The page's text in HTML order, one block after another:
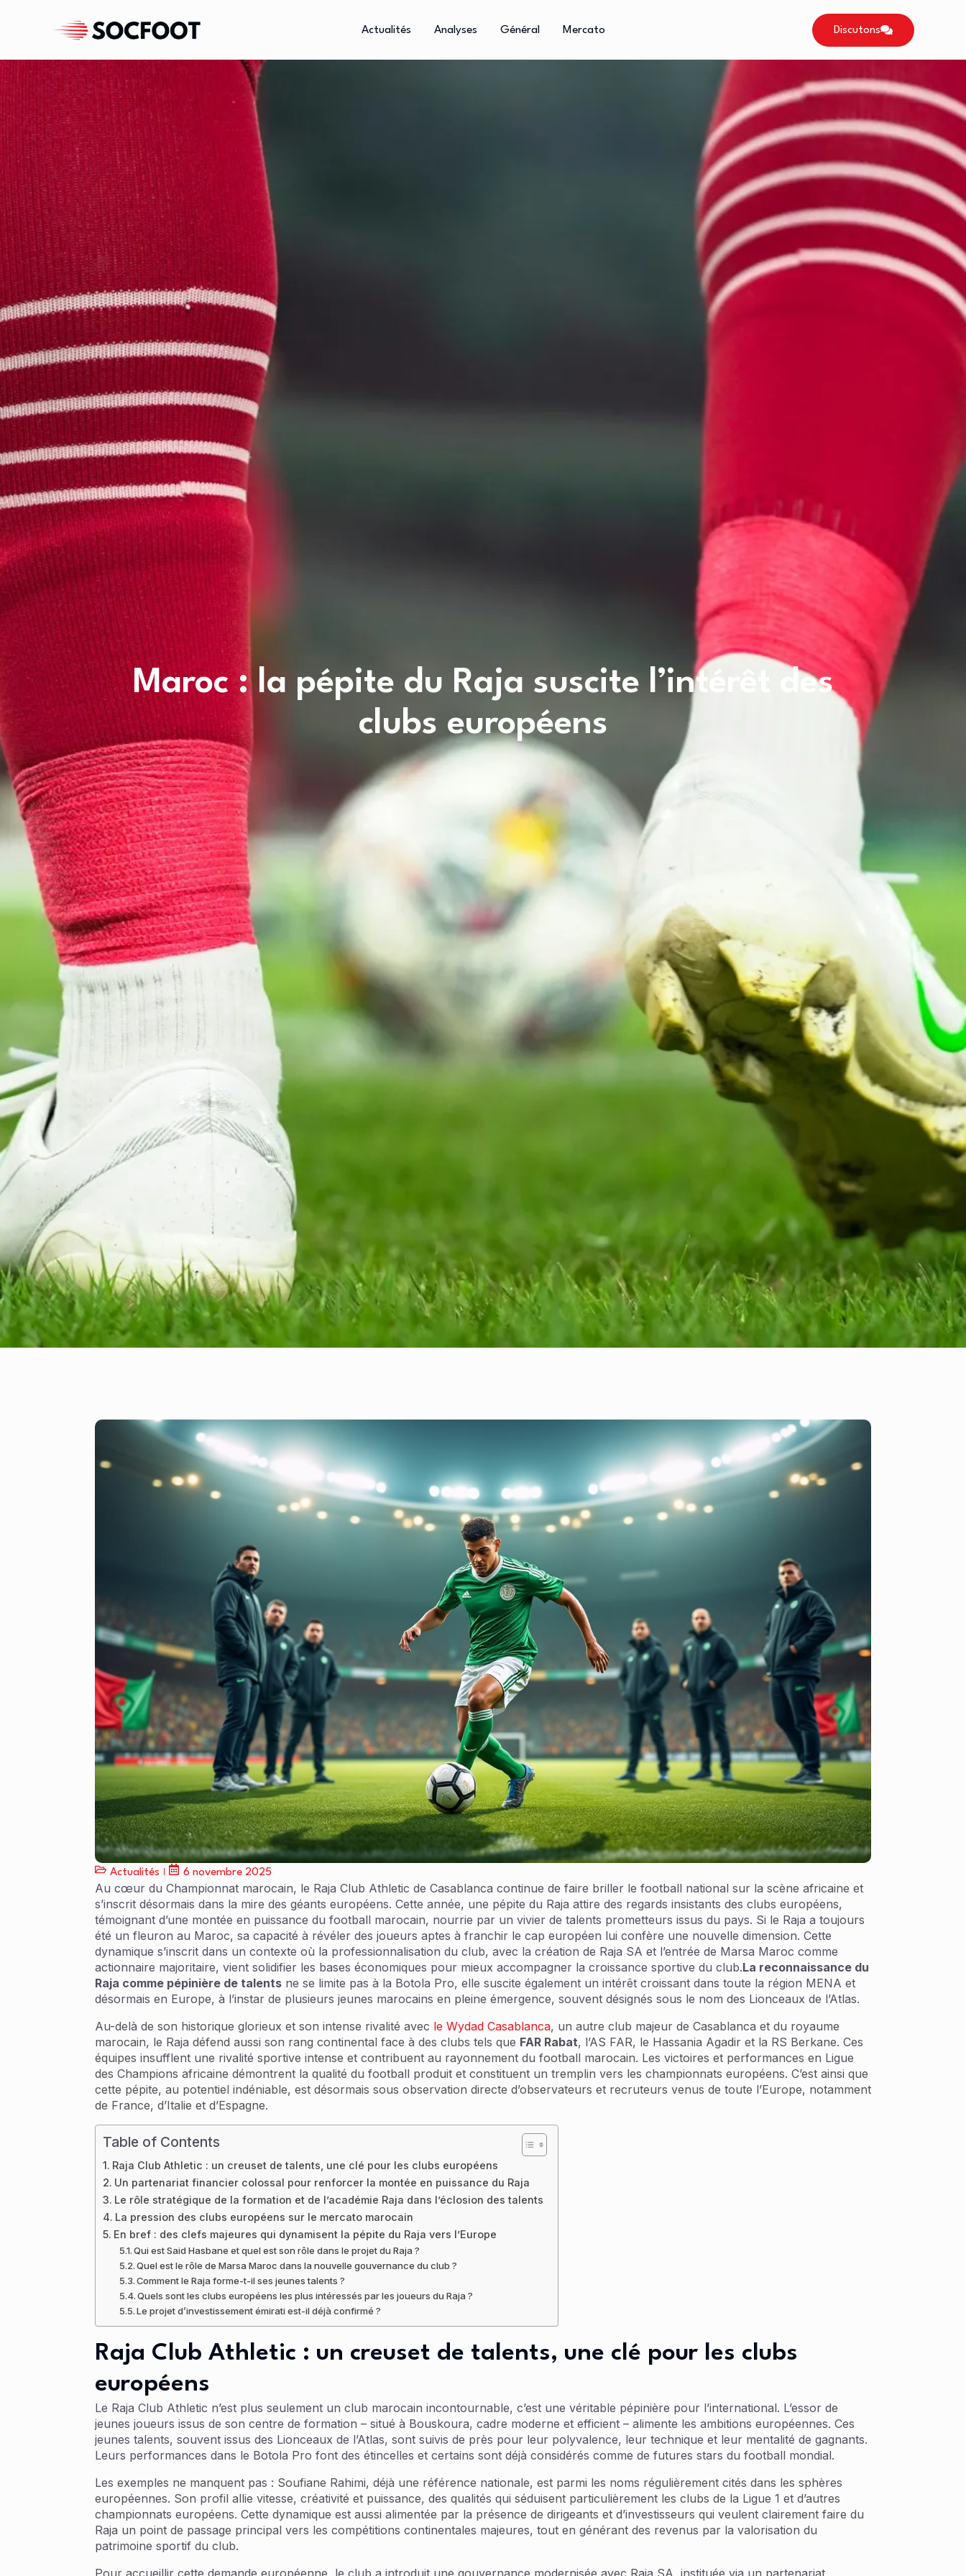
Actualités Analyses Général Mercato Discutons
Maroc : la pépite du Raja suscite l’intérêt des
clubs européens
Actualités 6 novembre 2025
Au cœur du Championnat marocain, le Raja Club Athletic de Casablanca continue de faire briller le football national sur la scène africaine et
s’inscrit désormais dans la mire des géants européens. Cette année, une pépite du Raja attire des regards insistants des clubs européens,
témoignant d’une montée en puissance du football marocain, nourrie par un vivier de talents prometteurs issus du pays. Si le Raja a toujours
été un fleuron au Maroc, sa capacité à révéler des joueurs aptes à franchir le cap européen lui confère une nouvelle dimension. Cette
dynamique s’inscrit dans un contexte où la professionnalisation du club, avec la création de Raja SA et l’entrée de Marsa Maroc comme
actionnaire majoritaire, vient solidifier les bases économiques pour mieux accompagner la croissance sportive du club.La reconnaissance du
Raja comme pépinière de talents ne se limite pas à la Botola Pro, elle suscite également un intérêt croissant dans toute la région MENA et
désormais en Europe, à l’instar de plusieurs jeunes marocains en pleine émergence, souvent désignés sous le nom des Lionceaux de l’Atlas.
Au-delà de son historique glorieux et son intense rivalité avec le Wydad Casablanca, un autre club majeur de Casablanca et du royaume
marocain, le Raja défend aussi son rang continental face à des clubs tels que FAR Rabat, l’AS FAR, le Hassania Agadir et la RS Berkane. Ces
équipes insufflent une rivalité sportive intense et contribuent au rayonnement du football marocain. Les victoires et performances en Ligue
des Champions africaine démontrent la qualité du football produit et constituent un tremplin vers les championnats européens. C’est ainsi que
cette pépite, au potentiel indéniable, est désormais sous observation directe d’observateurs et recruteurs venus de toute l’Europe, notamment
de France, d’Italie et d’Espagne.
Table of Contents
Raja Club Athletic : un creuset de talents, une clé pour les clubs européens
Un partenariat financier colossal pour renforcer la montée en puissance du Raja
Le rôle stratégique de la formation et de l’académie Raja dans l’éclosion des talents
La pression des clubs européens sur le mercato marocain
En bref : des clefs majeures qui dynamisent la pépite du Raja vers l’Europe
Qui est Said Hasbane et quel est son rôle dans le projet du Raja ?
Quel est le rôle de Marsa Maroc dans la nouvelle gouvernance du club ?
Comment le Raja forme-t-il ses jeunes talents ?
Quels sont les clubs européens les plus intéressés par les joueurs du Raja ?
Le projet d’investissement émirati est-il déjà confirmé ?
Raja Club Athletic : un creuset de talents, une clé pour les clubs
européens
Le Raja Club Athletic n’est plus seulement un club marocain incontournable, c’est une véritable pépinière pour l’international. L’essor de
jeunes joueurs issus de son centre de formation – situé à Bouskoura, cadre moderne et efficient – alimente les ambitions européennes. Ces
jeunes talents, souvent issus des Lionceaux de l’Atlas, sont suivis de près pour leur polyvalence, leur technique et leur mentalité de gagnants.
Leurs performances dans le Botola Pro font des étincelles et certains sont déjà considérés comme de futures stars du football mondial.
Les exemples ne manquent pas : Soufiane Rahimi, déjà une référence nationale, est parmi les noms régulièrement cités dans les sphères
européennes. Son profil allie vitesse, créativité et puissance, des qualités qui séduisent particulièrement les clubs de la Ligue 1 et d’autres
championnats européens. Cette dynamique est aussi alimentée par la présence de dirigeants et d’investisseurs qui veulent clairement faire du
Raja un point de passage principal vers les compétitions continentales majeures, tout en générant des revenus par la valorisation du
patrimoine sportif du club.